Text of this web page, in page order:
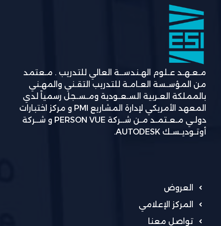
مـعـهـد عـلوم الهـندســة العالي للتدريب . مـعتمد
من المؤسـسة العـامـة للتدريب التقـني والمهـني
بالمملكة العـربية السـعـودية ومـسـجل رسمياً لدي
المعهد الأمريكي لإدارة المشاريع PMI و مركز اختبارات
دولـي مـعـتمـد مـن شــركة PERSON VUE و شــركة
أوتـوديـسـك AUTODESK.
العروض
المركز الإعلامي
تواصل معنا